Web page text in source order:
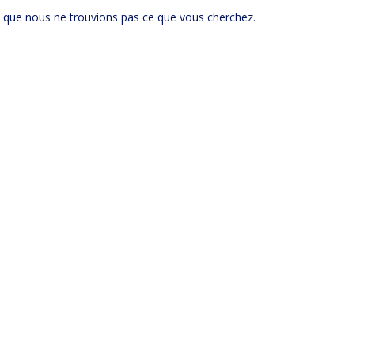
que nous ne trouvions pas ce que vous cherchez.